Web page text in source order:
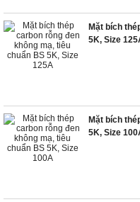
Mặt bích
5K, Size
Mặt bích
5K, Size